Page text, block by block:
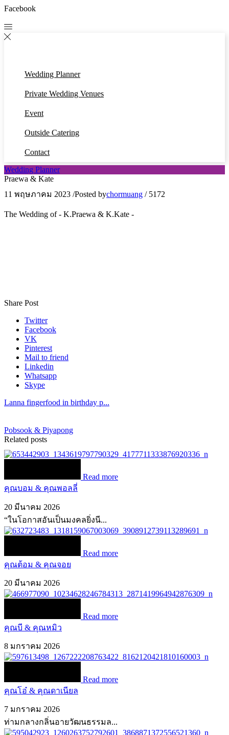
Facebook
Wedding Planner
Private Wedding Venues
Event
Outside Catering
Contact
Wedding Planner
Praewa & Kate
11 พฤษภาคม 2023 /Posted bychormuang / 5172
The Wedding of - K.Praewa & K.Kate -
Share Post
Twitter
Facebook
VK
Pinterest
Mail to friend
Linkedin
Whatsapp
Skype
Lanna fingerfood in birthday p...
Pobsook & Piyapong
Related posts
Read more
คุณบอม & คุณพอลลี่
20 มีนาคม 2026
“ในโอกาสอันเป็นมงคลยิ่งนี...
Read more
คุณต้อม & คุณจอย
20 มีนาคม 2026
Read more
คุณบี & คุณหมิว
8 มกราคม 2026
Read more
คุณโอ๋ & คุณดาเนียล
7 มกราคม 2026
ท่ามกลางกลิ่นอายวัฒนธรรมล...